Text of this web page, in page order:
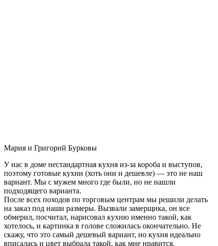
Мария и Григорий Бурковы
У нас в доме нестандартная кухня из-за короба и выступов,
поэтому готовые кухни (хоть они и дешевле) — это не наш
вариант. Мы с мужем много где были, но не нашли
подходящего варианта.
После всех походов по торговым центрам мы решили делать
на заказ под наши размеры. Вызвали замерщика, он все
обмерил, посчитал, нарисовал кухню именно такой, как
хотелось, и картинка в голове сложилась окончательно. Не
скажу, что это самый дешевый вариант, но кухня идеально
вписалась и цвет выбрала такой, как мне нравится.